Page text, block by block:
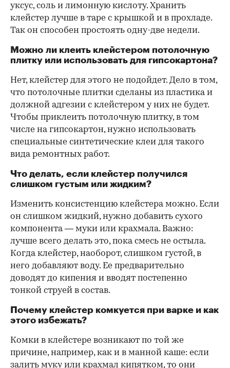
уксус, соль и лимонную кислоту. Хранить
клейстер лучше в таре с крышкой и в прохладе.
Так он способен простоять одну-две недели.
Можно ли клеить клейстером потолочную
плитку или использовать для гипсокартона?
Нет, клейстер для этого не подойдет. Дело в том,
что потолочные плитки сделаны из пластика и
должной адгезии с клейстером у них не будет.
Чтобы приклеить потолочную плитку, в том
числе на гипсокартон, нужно использовать
специальные синтетические клеи для такого
вида ремонтных работ.
Что делать, если клейстер получился
слишком густым или жидким?
Изменить консистенцию клейстера можно. Если
он слишком жидкий, нужно добавить сухого
компонента — муки или крахмала. Важно:
лучше всего делать это, пока смесь не остыла.
Когда клейстер, наоборот, слишком густой, в
него добавляют воду. Ее предварительно
доводят до кипения и вводят постепенно
тонкой струей в состав.
Почему клейстер комкуется при варке и как
этого избежать?
Комки в клейстере возникают по той же
причине, например, как и в манной каше: если
залить муку или крахмал кипятком, то они